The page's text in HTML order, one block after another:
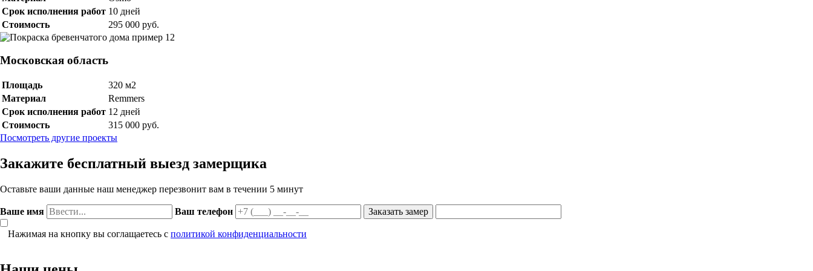
Срок исполнения работ 10 дней
Стоимость
295 000 руб.
Московская область
Площадь
320 м2
Материал
Remmers
Срок исполнения работ 12 дней
Стоимость
315 000 руб.
Посмотреть другие проекты
Закажите бесплатный выезд замерщика
Оставьте ваши данные наш менеджер перезвонит вам в течении 5 минут
Ваше имя Ваш телефон
Нажимая на кнопку вы соглащаетесь с политикой конфиденциальности